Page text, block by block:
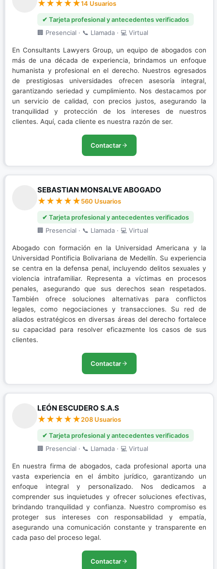
14 Usuarios
✔ Tarjeta profesional y antecedentes verificados
🏢 Presencial · 📞 Llamada · 💻 Virtual
En Consultants Lawyers Group, un equipo de abogados con
más de una década de experiencia, brindamos un enfoque
humanista y profesional en el derecho. Nuestros egresados
de prestigiosas universidades ofrecen asesoría integral,
garantizando seriedad y cumplimiento. Nos destacamos por
un servicio de calidad, con precios justos, asegurando la
tranquilidad y protección de los intereses de nuestros
clientes. Aquí, cada cliente es nuestra razón de ser.
Contactar
SEBASTIAN MONSALVE ABOGADO
560 Usuarios
✔ Tarjeta profesional y antecedentes verificados
🏢 Presencial · 📞 Llamada · 💻 Virtual
Abogado con formación en la Universidad Americana y la
Universidad Pontificia Bolivariana de Medellín. Su experiencia
se centra en la defensa penal, incluyendo delitos sexuales y
violencia intrafamiliar. Representa a víctimas en procesos
penales, asegurando que sus derechos sean respetados.
También ofrece soluciones alternativas para conflictos
legales, como negociaciones y transacciones. Su red de
aliados estratégicos en diversas áreas del derecho fortalece
su capacidad para resolver eficazmente los casos de sus
clientes.
Contactar
LEÓN ESCUDERO S.A.S
208 Usuarios
✔ Tarjeta profesional y antecedentes verificados
🏢 Presencial · 📞 Llamada · 💻 Virtual
En nuestra firma de abogados, cada profesional aporta una
vasta experiencia en el ámbito jurídico, garantizando un
enfoque integral y personalizado. Nos dedicamos a
comprender sus inquietudes y ofrecer soluciones efectivas,
brindando tranquilidad y confianza. Nuestro compromiso es
proteger sus intereses con responsabilidad y empatía,
asegurando una comunicación constante y transparente en
cada paso del proceso legal.
Contactar